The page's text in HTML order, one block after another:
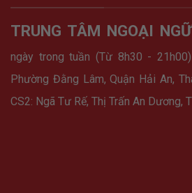
TRUNG TÂM NGOẠI
ngày trong tuần (Từ 8h30 - 21h00)
Phường Đằng Lâm, Quận Hải An,
CS2: Ngã Tư Rế, Thị Trấn An Dương,